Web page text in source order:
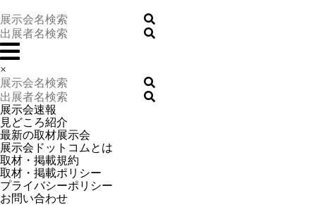
×
展示会速報
見どころ紹介
最新の取材展示会
展示会ドットコムとは
取材・掲載規約
取材・掲載ポリシー
プライバシーポリシー
お問い合わせ